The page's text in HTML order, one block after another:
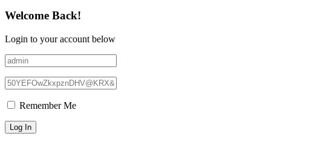
Welcome Back!
Login to your account below
Remember Me